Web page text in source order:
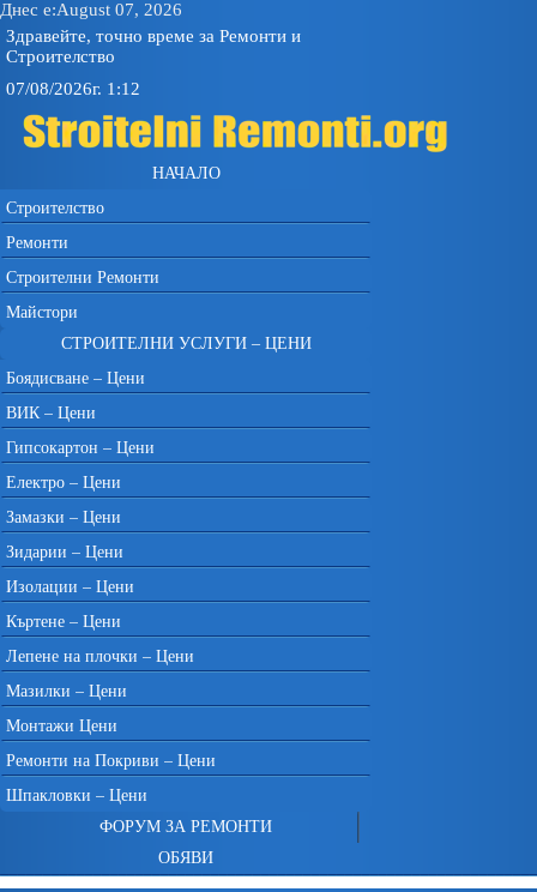
Днес е:August 07, 2026
Здравейте, точно време за Ремонти и
Строителство
07/08/2026г. 1:12
НАЧАЛО
Строителство
Ремонти
Строителни Ремонти
Майстори
СТРОИТЕЛНИ УСЛУГИ – ЦЕНИ
Боядисване – Цени
ВИК – Цени
Гипсокартон – Цени
Електро – Цени
Замазки – Цени
Зидарии – Цени
Изолации – Цени
Къртене – Цени
Лепене на плочки – Цени
Мазилки – Цени
Монтажи Цени
Ремонти на Покриви – Цени
Шпакловки – Цени
ФОРУМ ЗА РЕМОНТИ
ОБЯВИ